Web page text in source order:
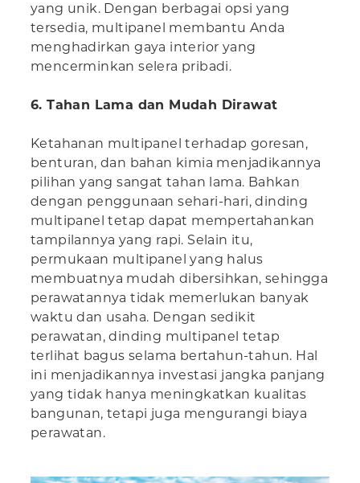
yang unik. Dengan berbagai opsi yang
tersedia, multipanel membantu Anda
menghadirkan gaya interior yang
mencerminkan selera pribadi.
6. Tahan Lama dan Mudah Dirawat
Ketahanan multipanel terhadap goresan,
benturan, dan bahan kimia menjadikannya
pilihan yang sangat tahan lama. Bahkan
dengan penggunaan sehari-hari, dinding
multipanel tetap dapat mempertahankan
tampilannya yang rapi. Selain itu,
permukaan multipanel yang halus
membuatnya mudah dibersihkan, sehingga
perawatannya tidak memerlukan banyak
waktu dan usaha. Dengan sedikit
perawatan, dinding multipanel tetap
terlihat bagus selama bertahun-tahun. Hal
ini menjadikannya investasi jangka panjang
yang tidak hanya meningkatkan kualitas
bangunan, tetapi juga mengurangi biaya
perawatan.